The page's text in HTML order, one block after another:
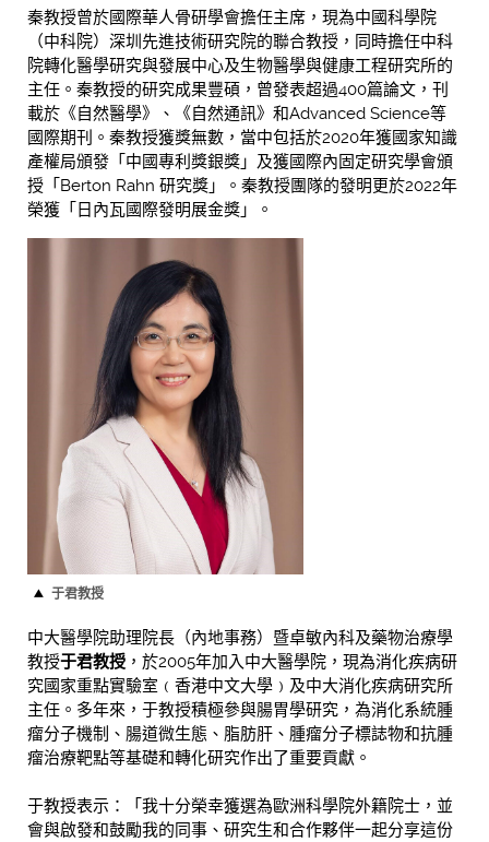
秦教授曾於國際華人骨研學會擔任主席，現為中國科學院
（中科院）深圳先進技術研究院的聯合教授，同時擔任中科
院轉化醫學研究與發展中心及生物醫學與健康工程研究所的
主任。秦教授的研究成果豐碩，曾發表超過400篇論文，刊
載於《自然醫學》、《自然通訊》和Advanced Science等
國際期刊。秦教授獲獎無數，當中包括於2020年獲國家知識
產權局頒發「中國專利獎銀獎」及獲國際內固定研究學會頒
授「Berton Rahn 研究獎」。秦教授團隊的發明更於2022年
榮獲「日內瓦國際發明展金獎」。
于君教授
中大醫學院助理院長（內地事務）暨卓敏內科及藥物治療學
教授于君教授 ，於2005年加入中大醫學院，現為消化疾病研
究國家重點實驗室﹙香港中文大學﹚及中大消化疾病研究所
主任。多年來，于教授積極參與腸胃學研究，為消化系統腫
瘤分子機制、腸道微生態、脂肪肝、腫瘤分子標誌物和抗腫
瘤治療靶點等基礎和轉化研究作出了重要貢獻。
于教授表示：「我十分榮幸獲選為歐洲科學院外籍院士，並
會與啟發和鼓勵我的同事、研究生和合作夥伴一起分享這份